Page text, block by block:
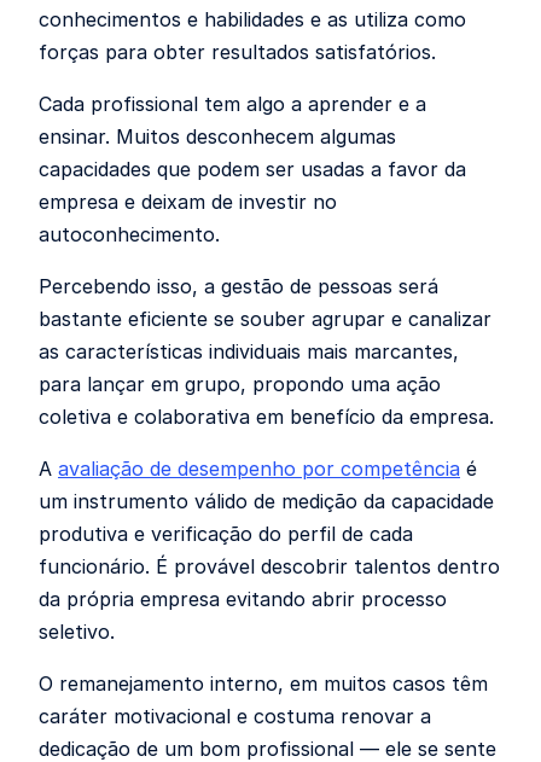
conhecimentos e habilidades e as utiliza como
forças para obter resultados satisfatórios.
Cada profissional tem algo a aprender e a
ensinar. Muitos desconhecem algumas
capacidades que podem ser usadas a favor da
empresa e deixam de investir no
autoconhecimento.
Percebendo isso, a gestão de pessoas será
bastante eficiente se souber agrupar e canalizar
as características individuais mais marcantes,
para lançar em grupo, propondo uma ação
coletiva e colaborativa em benefício da empresa.
A avaliação de desempenho por competência é
um instrumento válido de medição da capacidade
produtiva e verificação do perfil de cada
funcionário. É provável descobrir talentos dentro
da própria empresa evitando abrir processo
seletivo.
O remanejamento interno, em muitos casos têm
caráter motivacional e costuma renovar a
dedicação de um bom profissional — ele se sente